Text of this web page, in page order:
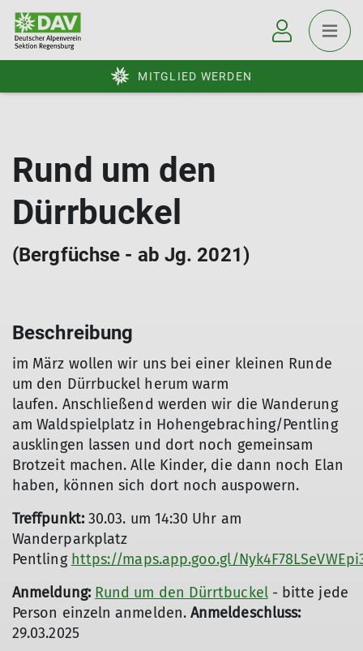
MITGLIED WERDEN
Rund um den
Dürrbuckel
(Bergfüchse - ab Jg. 2021)
Beschreibung
im März wollen wir uns bei einer kleinen Runde
um den Dürrbuckel herum warm
laufen. Anschließend werden wir die Wanderung
am Waldspielplatz in Hohengebraching/Pentling
ausklingen lassen und dort noch gemeinsam
Brotzeit machen. Alle Kinder, die dann noch Elan
haben, können sich dort noch auspowern.
Treffpunkt: 30.03. um 14:30 Uhr am
Wanderparkplatz
Pentling https://maps.app.goo.gl/
Anmeldung: Rund um den Dürrtbuckel- bitte jede
Person einzeln anmelden.Anmeldeschluss:
29.03.2025